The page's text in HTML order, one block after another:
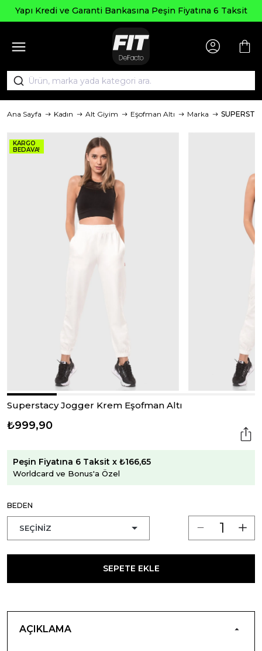
Yapı Kredi ve Garanti Bankasına Peşin Fiyatına 6 Taksit
Ana Sayfa Kadın Alt Giyim Eşofman Altı Marka
KARGO
BEDAVA!
Superstacy Jogger Krem Eşofman Altı
₺999,90
Peşin Fiyatına 6 Taksit x ₺166,65
Worldcard ve Bonus'a Özel
BEDEN
SEPETE EKLE
AÇIKLAMA